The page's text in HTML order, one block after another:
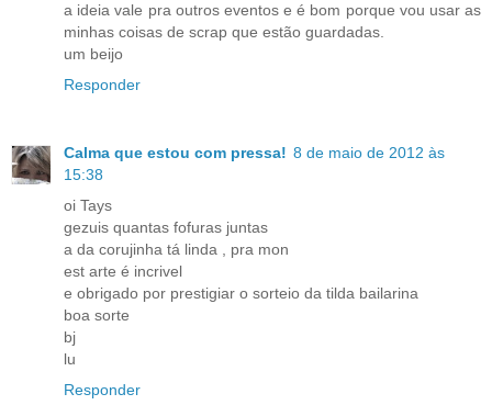
a ideia vale pra outros eventos e é bom porque vou usar as
minhas coisas de scrap que estão guardadas.
um beijo
Responder
Calma que estou com pressa! 8 de maio de 2012 às
15:38
oi Tays
gezuis quantas fofuras juntas
a da corujinha tá linda , pra mon
est arte é incrivel
e obrigado por prestigiar o sorteio da tilda bailarina
boa sorte
bj
lu
Responder